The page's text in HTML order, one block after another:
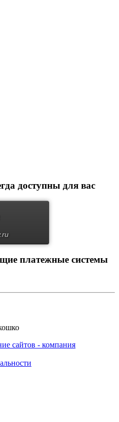
доступны для вас
платежные системы
сайтов - компания